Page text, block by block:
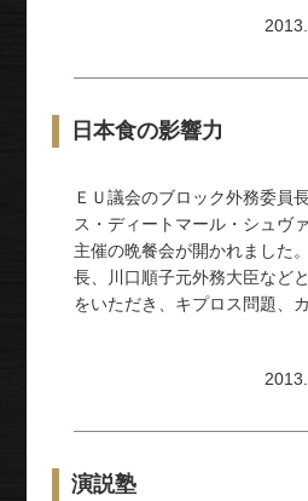
日本食の影響力
ＥＵ議会のブロック外務委員
ス・ディートマール・シュヴ
主催の晩餐会が開かれました
長、川口順子元外務大臣など
をいただき、キプロス問題、
演説塾